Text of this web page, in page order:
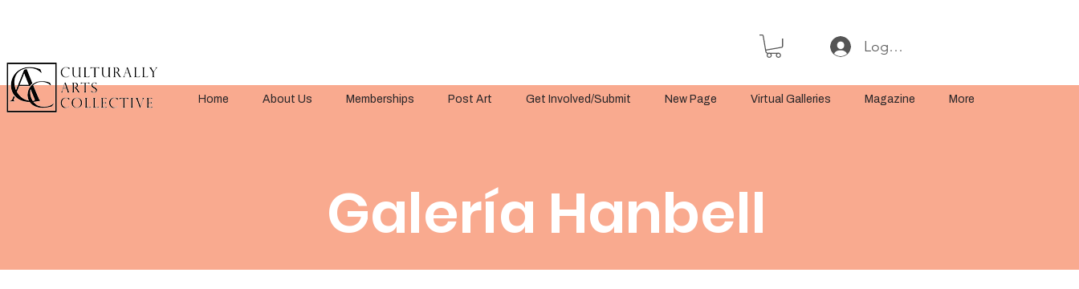
Log In or Sign Up
Home About Us Memberships Post Art Get Involved/Submit New Page Virtual Galleries Magazine More
Galería Hanbell